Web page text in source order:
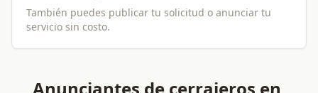
También puedes publicar tu solicitud o anunciar tu
servicio sin costo.